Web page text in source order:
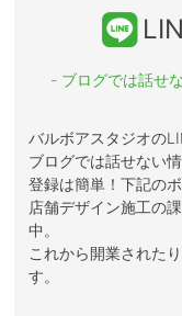
- ブログでは話せ
バルボアスタジオの
ブログでは話せない
登録は簡単！下記の
店舗デザイン施工の
中。
これから開業された
す。